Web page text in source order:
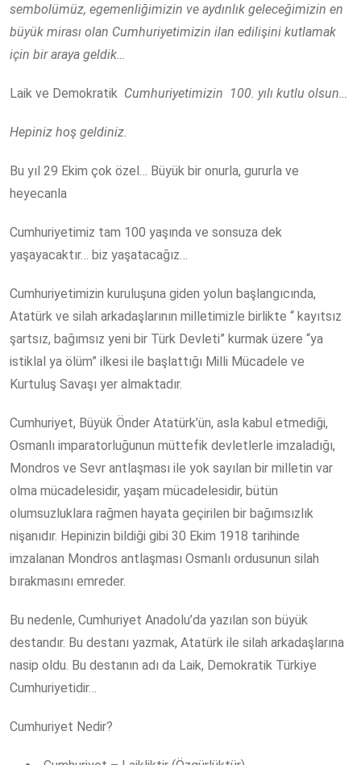
sembolümüz, egemenliğimizin ve aydınlık geleceğimizin en
büyük mirası olan Cumhuriyetimizin ilan edilişini kutlamak
için bir araya geldik…
Laik ve Demokratik Cumhuriyetimizin 100. yılı kutlu olsun…
Hepiniz hoş geldiniz.
Bu yıl 29 Ekim çok özel… Büyük bir onurla, gururla ve
heyecanla
Cumhuriyetimiz tam 100 yaşında ve sonsuza dek
yaşayacaktır… biz yaşatacağız…
Cumhuriyetimizin kuruluşuna giden yolun başlangıcında,
Atatürk ve silah arkadaşlarının milletimizle birlikte “ kayıtsız
şartsız, bağımsız yeni bir Türk Devleti” kurmak üzere “ya
istiklal ya ölüm” ilkesi ile başlattığı Milli Mücadele ve
Kurtuluş Savaşı yer almaktadır.
Cumhuriyet, Büyük Önder Atatürk’ün, asla kabul etmediği,
Osmanlı imparatorluğunun müttefik devletlerle imzaladığı,
Mondros ve Sevr antlaşması ile yok sayılan bir milletin var
olma mücadelesidir, yaşam mücadelesidir, bütün
olumsuzluklara rağmen hayata geçirilen bir bağımsızlık
nişanıdır. Hepinizin bildiği gibi 30 Ekim 1918 tarihinde
imzalanan Mondros antlaşması Osmanlı ordusunun silah
bırakmasını emreder.
Bu nedenle, Cumhuriyet Anadolu’da yazılan son büyük
destandır. Bu destanı yazmak, Atatürk ile silah arkadaşlarına
nasip oldu. Bu destanın adı da Laik, Demokratik Türkiye
Cumhuriyetidir…
Cumhuriyet Nedir?